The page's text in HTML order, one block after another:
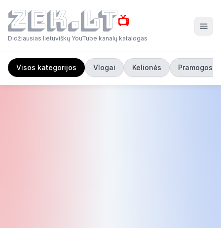
📺
Didžiausias lietuviškų YouTube kanalų katalogas
Visos kategorijos Vlogai Kelionės Pramogos